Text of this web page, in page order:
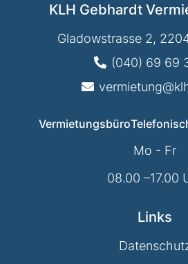
KLH Gebhardt
Gladowstrasse 2,
(040) 69 69
Vermietungsbüro
Mo - Fr
08.00 –17.00
Links